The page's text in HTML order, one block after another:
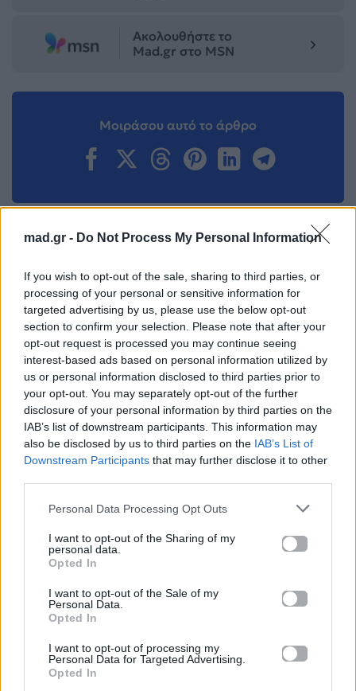
mad.gr - Do Not Process My Personal Information
If you wish to opt-out of the sale, sharing to third parties, or
processing of your personal or sensitive information for
targeted advertising by us, please use the below opt-out
section to confirm your selection. Please note that after your
opt-out request is processed you may continue seeing
interest-based ads based on personal information utilized by
us or personal information disclosed to third parties prior to
your opt-out. You may separately opt-out of the further
disclosure of your personal information by third parties on the
IAB’s list of downstream participants. This information may
also be disclosed by us to third parties on the IAB’s List of
Downstream Participants that may further disclose it to other
Personal Data Processing Opt Outs
I want to opt-out of the Sharing of my
personal data.
Opted In
I want to opt-out of the Sale of my
Personal Data.
Opted In
I want to opt-out of processing my
Personal Data for Targeted Advertising.
Opted In
Ακολουθήστε το
Mad.gr στο MSN
Μοιράσου αυτό το άρθρο
Προηγούμενο
Αναστασία: Όσα
έγιναν στις 10 sold
out συναυλίες στην
Αμερική σε ένα
απολαυστικό
ντοκιμαντέρ
09.02.2026
Επόμενο
Flat Hunters: Αυτή
είναι η
ημερομηνία της
πρεμιέρας στον
ΑΝΤ1
Βιογραφικά
Καλλιτεχνών
με πληροφορίες για